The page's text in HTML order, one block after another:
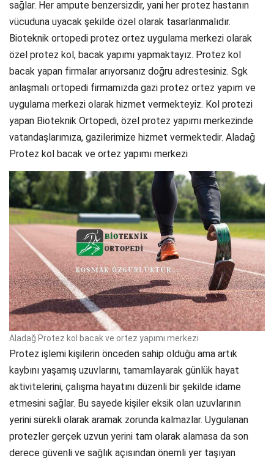
sağlar. Her ampute benzersizdir, yani her protez hastanın
vücuduna uyacak şekilde özel olarak tasarlanmalıdır.
Bioteknik ortopedi protez ortez uygulama merkezi olarak
özel protez kol, bacak yapımı yapmaktayız. Protez kol
bacak yapan firmalar arıyorsanız doğru adrestesiniz. Sgk
anlaşmalı ortopedi firmamızda gazi protez ortez yapım ve
uygulama merkezi olarak hizmet vermekteyiz. Kol protezi
yapan Bioteknik Ortopedi, özel protez yapımı merkezinde
vatandaşlarımıza, gazilerimize hizmet vermektedir. Aladağ
Protez kol bacak ve ortez yapımı merkezi
Aladağ Protez kol bacak ve ortez yapımı merkezi
Protez işlemi kişilerin önceden sahip olduğu ama artık
kaybını yaşamış uzuvlarını, tamamlayarak günlük hayat
aktivitelerini, çalışma hayatını düzenli bir şekilde idame
etmesini sağlar. Bu sayede kişiler eksik olan uzuvlarının
yerini sürekli olarak aramak zorunda kalmazlar. Uygulanan
protezler gerçek uzvun yerini tam olarak alamasa da son
derece güvenli ve sağlık açısından önemli yer taşıyan